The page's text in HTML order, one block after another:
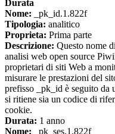
Durata
Nome: _pk_id.1.822f
Tipologia: analitico
Proprieta: Prima parte
Descrizione: Questo nome
analisi web open source
proprietari di siti Web a
misurare le prestazioni del
prefisso _pk_id è seguito da
si ritiene sia un codice di
cookie.
Durata: 1 anno
Nome: _pk_ses.1.822f